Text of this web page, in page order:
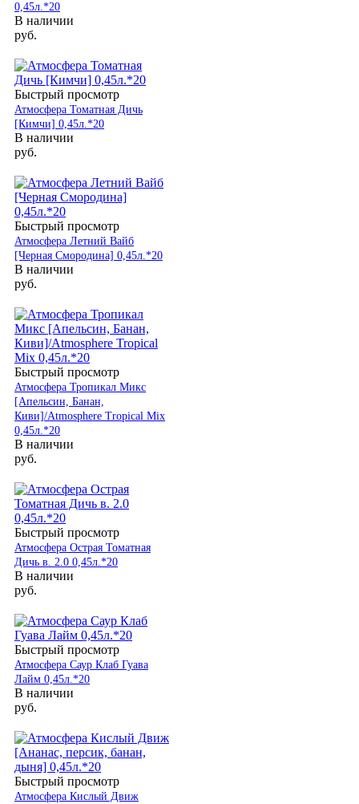
0,45л.*20
В наличии
руб.
Быстрый просмотр
Атмосфера Томатная Дичь
[Кимчи] 0,45л.*20
В наличии
руб.
Быстрый просмотр
Атмосфера Летний Вайб
[Черная Смородина] 0,45л.*20
В наличии
руб.
Быстрый просмотр
Атмосфера Тропикал Микс
[Апельсин, Банан,
Киви]/Atmosphere Tropical Mix
0,45л.*20
В наличии
руб.
Быстрый просмотр
Атмосфера Острая Томатная
Дичь в. 2.0 0,45л.*20
В наличии
руб.
Быстрый просмотр
Атмосфера Саур Клаб Гуава
Лайм 0,45л.*20
В наличии
руб.
Быстрый просмотр
Атмосфера Кислый Движ